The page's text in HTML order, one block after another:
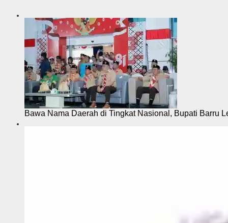
Bawa Nama Daerah di Tingkat Nasional, Bupati Barru